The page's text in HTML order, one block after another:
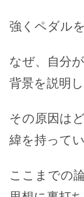
強くペダル
なぜ、自分
背景を説明し
その原因は
緯を持って
ここまでの